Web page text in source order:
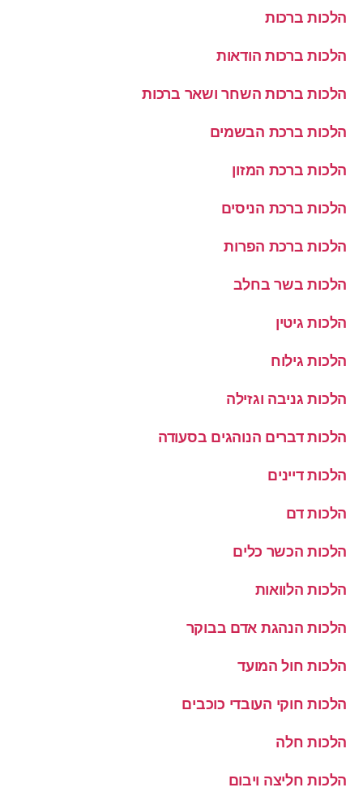
הלכות ברכות
הלכות ברכות הודאות
הלכות ברכות השחר ושאר ברכות
הלכות ברכת הבשמים
הלכות ברכת המזון
הלכות ברכת הניסים
הלכות ברכת הפרות
הלכות בשר בחלב
הלכות גיטין
הלכות גילוח
הלכות גניבה וגזילה
הלכות דברים הנוהגים בסעודה
הלכות דיינים
הלכות דם
הלכות הכשר כלים
הלכות הלוואות
הלכות הנהגת אדם בבוקר
הלכות חול המועד
הלכות חוקי העובדי כוכבים
הלכות חלה
הלכות חליצה ויבום